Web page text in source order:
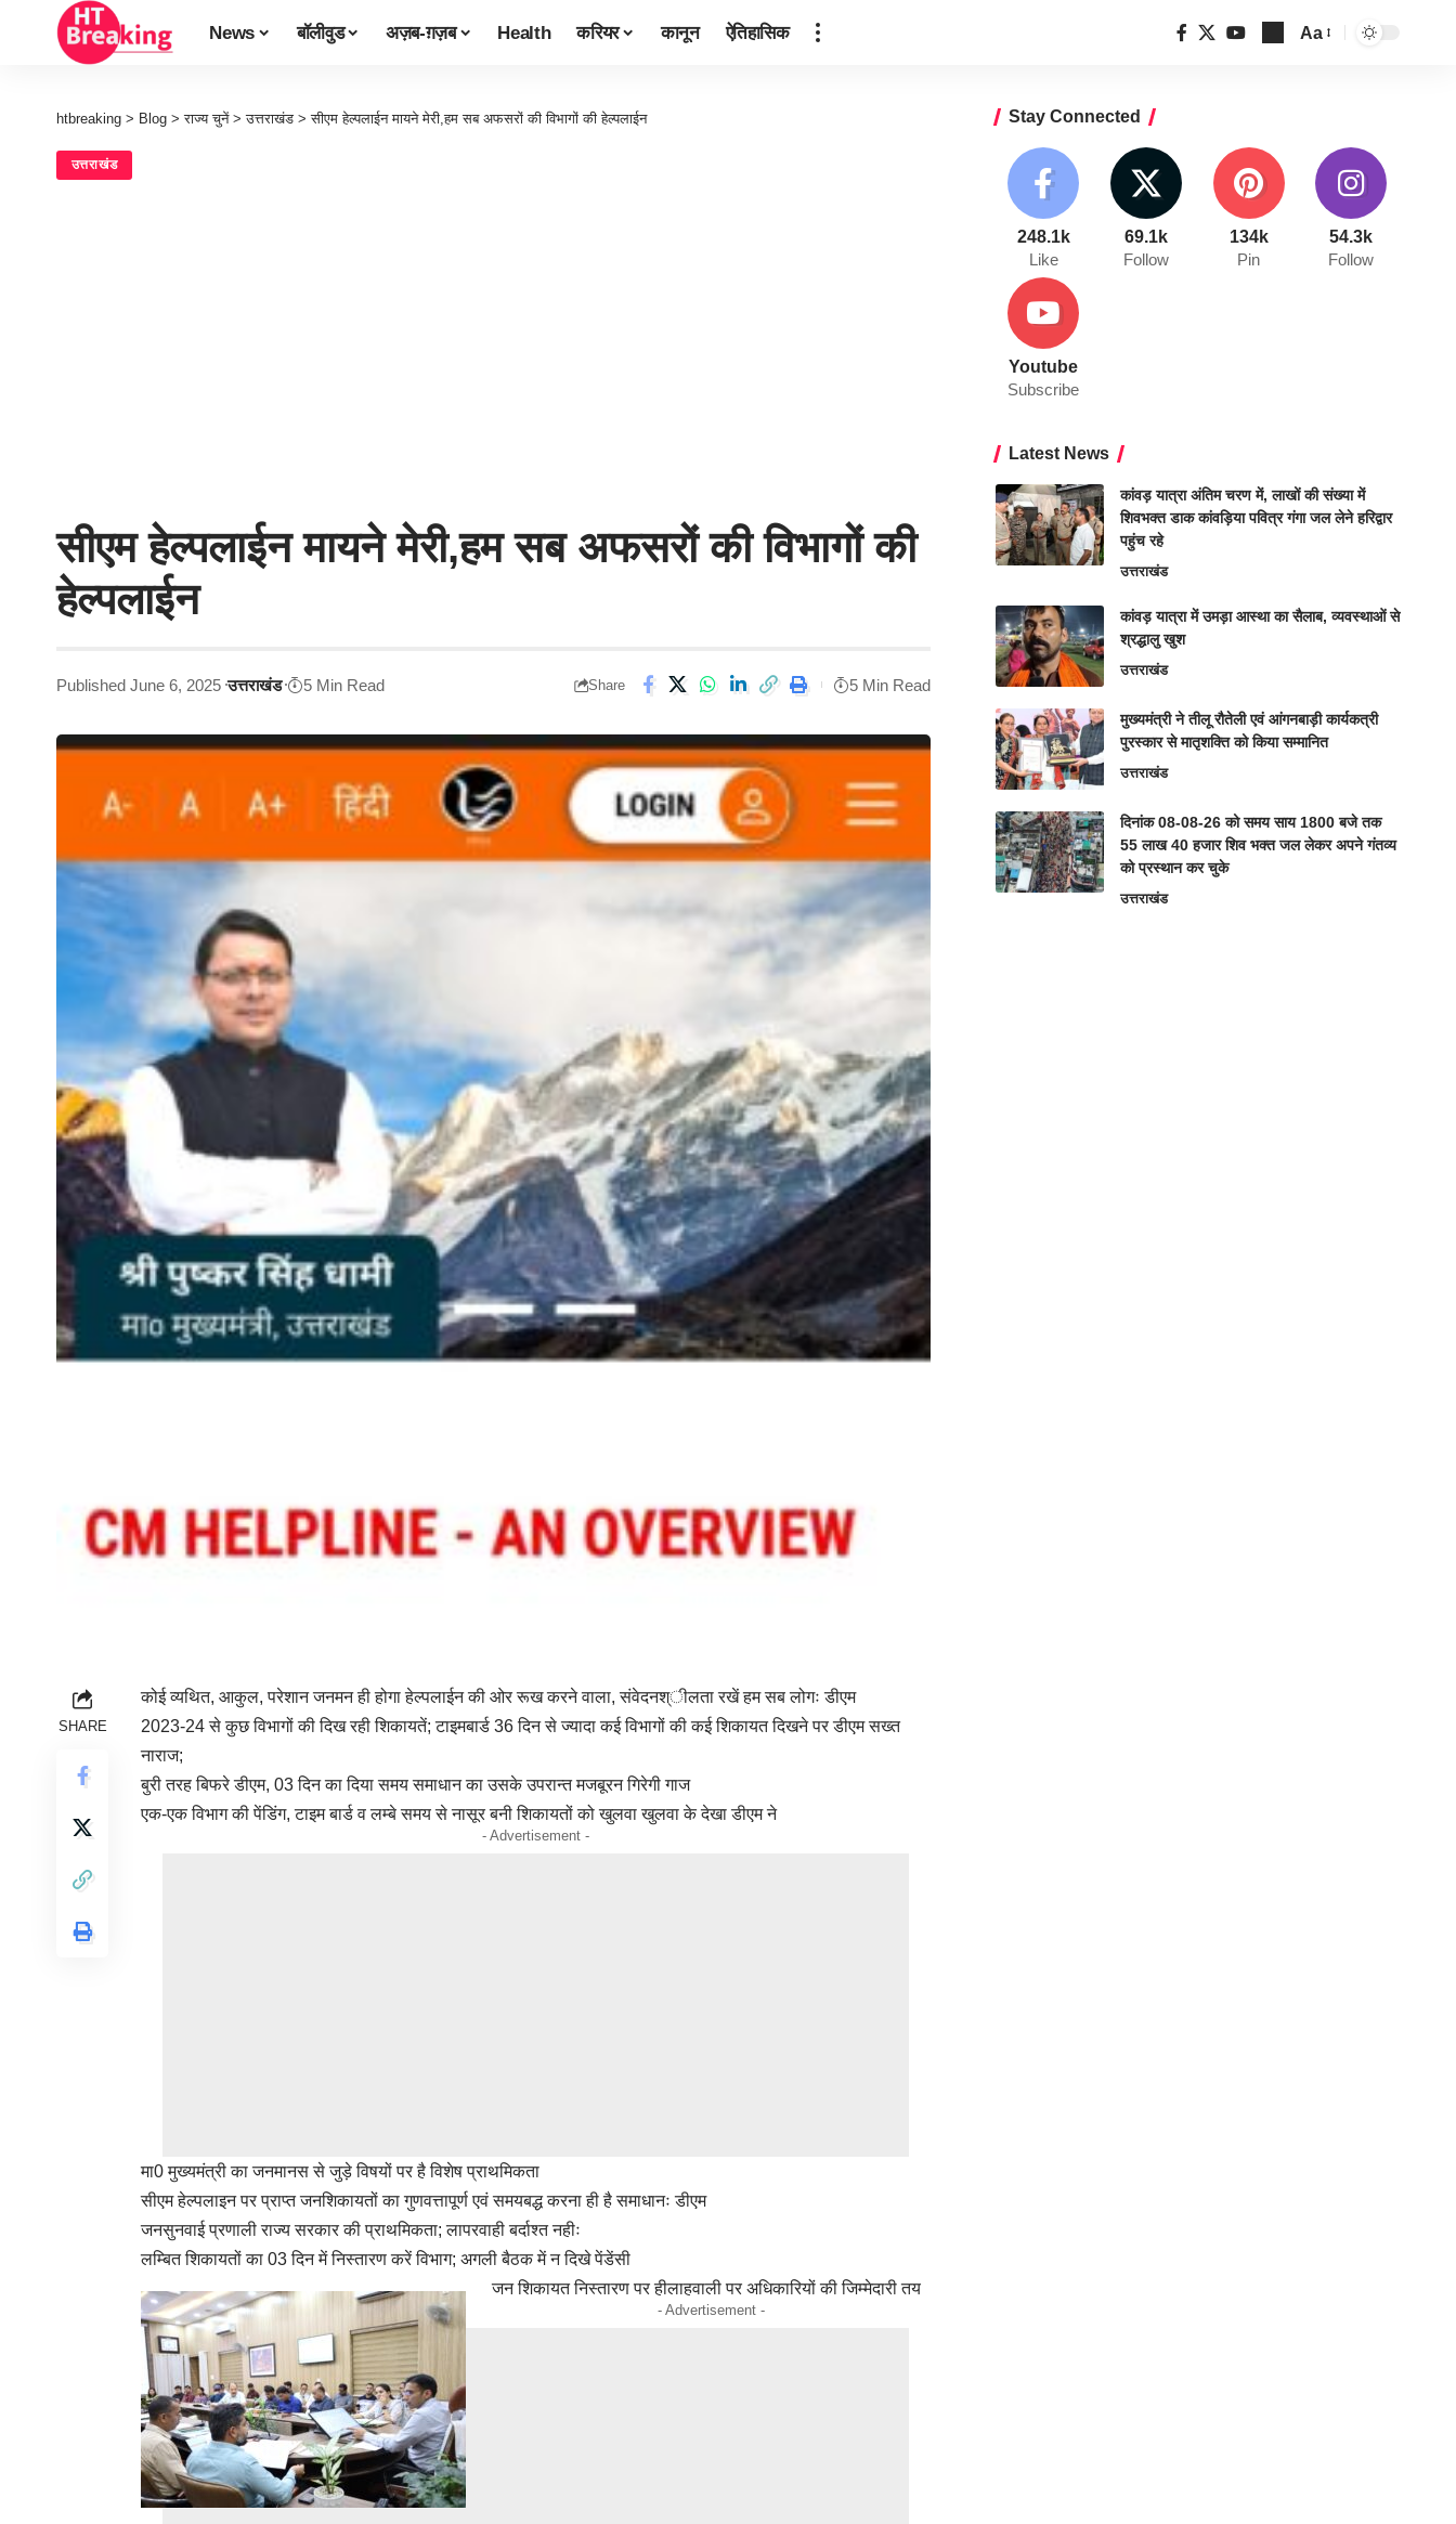
News बॉलीवुड अज़ब-ग़ज़ब Health करियर कानून ऐतिहासिक Aa
htbreaking > Blog >राज्य चुनें >उत्तराखंड >सीएम हेल्पलाईन मायने मेरी,हम सब अफसरों की विभागों की हेल्पलाईन
उत्तराखंड
सीएम हेल्पलाईन मायने मेरी,हम सब अफसरों की विभागों की
हेल्पलाईन
Published June 6, 2025 उत्तराखंड 5 Min Read Share 5 Min Read
SHARE
कोई व्यथित, आकुल, परेशान जनमन ही होगा हेल्पलाईन की ओर रूख करने वाला, संवेदनश्ीलता रखें हम सब लोगः डीएम
2023-24 से कुछ विभागों की दिख रही शिकायतें; टाइमबार्ड 36 दिन से ज्यादा कई विभागों की कई शिकायत दिखने पर डीएम सख्त
नाराज;
बुरी तरह बिफरे डीएम, 03 दिन का दिया समय समाधान का उसके उपरान्त मजबूरन गिरेगी गाज
एक-एक विभाग की पेंडिंग, टाइम बार्ड व लम्बे समय से नासूर बनी शिकायतों को खुलवा खुलवा के देखा डीएम ने
- Advertisement -
मा0 मुख्यमंत्री का जनमानस से जुड़े विषयों पर है विशेष प्राथमिकता
सीएम हेल्पलाइन पर प्राप्त जनशिकायतों का गुणवत्तापूर्ण एवं समयबद्ध करना ही है समाधानः डीएम
जनसुनवाई प्रणाली राज्य सरकार की प्राथमिकता; लापरवाही बर्दाश्त नहीः
लम्बित शिकायतों का 03 दिन में निस्तारण करें विभाग; अगली बैठक में न दिखे पेंडेंसी
जन शिकायत निस्तारण पर हीलाहवाली पर अधिकारियों की जिम्मेदारी तय
- Advertisement -
Stay Connected
248.1k
Like
69.1k
Follow
134k
Pin
54.3k
Follow
Youtube
Subscribe
Latest News
कांवड़ यात्रा अंतिम चरण में, लाखों की संख्या में
शिवभक्त डाक कांवड़िया पवित्र गंगा जल लेने हरिद्वार
पहुंच रहे
उत्तराखंड
कांवड़ यात्रा में उमड़ा आस्था का सैलाब, व्यवस्थाओं से
श्रद्धालु खुश
उत्तराखंड
मुख्यमंत्री ने तीलू रौतेली एवं आंगनबाड़ी कार्यकत्री
पुरस्कार से मातृशक्ति को किया सम्मानित
उत्तराखंड
दिनांक 08-08-26 को समय साय 1800 बजे तक
55 लाख 40 हजार शिव भक्त जल लेकर अपने गंतव्य
को प्रस्थान कर चुके
उत्तराखंड